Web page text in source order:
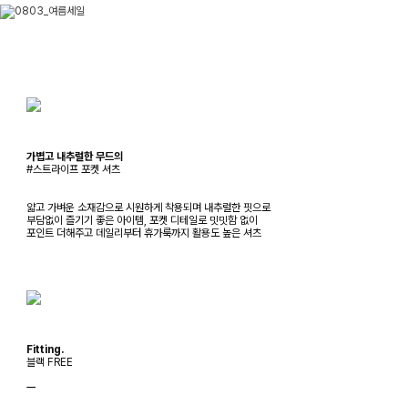
가볍고 내추럴한 무드의
#스트라이프 포켓 셔츠
얇고 가벼운 소재감으로 시원하게 착용되며 내추럴한 핏으로
부담없이 즐기기 좋은 아이템, 포켓 디테일로 밋밋함 없이
포인트 더해주고 데일리부터 휴가룩까지 활용도 높은 셔츠
Fitting.
블랙 FREE
ㅡ